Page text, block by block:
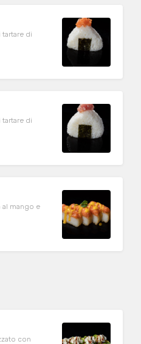
di
di
al mango e
con